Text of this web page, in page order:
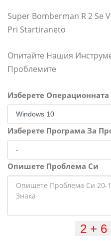
Super Bomberman R 2 Se
Pri Startiraneto
Опитайте Нашия
Проблемите
Изберете
Изберете Програма За
Опишете Проблема Си